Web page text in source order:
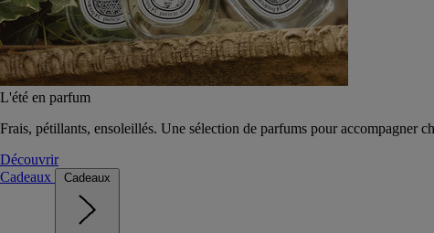
L'été en parfum
Frais, pétillants, ensoleillés. Une sélection de parfums pour accompagner
Découvrir
Cadeaux
Cadeaux